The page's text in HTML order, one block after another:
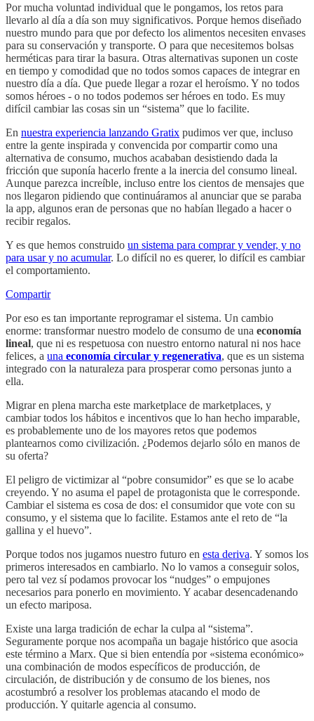
Por mucha voluntad individual que le pongamos, los retos para
llevarlo al día a día son muy significativos. Porque hemos diseñado
nuestro mundo para que por defecto los alimentos necesiten envases
para su conservación y transporte. O para que necesitemos bolsas
herméticas para tirar la basura. Otras alternativas suponen un coste
en tiempo y comodidad que no todos somos capaces de integrar en
nuestro día a día. Que puede llegar a rozar el heroísmo. Y no todos
somos héroes - o no todos podemos ser héroes en todo. Es muy
difícil cambiar las cosas sin un “sistema” que lo facilite.
En nuestra experiencia lanzando Gratix pudimos ver que, incluso
entre la gente inspirada y convencida por compartir como una
alternativa de consumo, muchos acababan desistiendo dada la
fricción que suponía hacerlo frente a la inercia del consumo lineal.
Aunque parezca increíble, incluso entre los cientos de mensajes que
nos llegaron pidiendo que continuáramos al anunciar que se paraba
la app, algunos eran de personas que no habían llegado a hacer o
recibir regalos.
Y es que hemos construido un sistema para comprar y vender, y no
para usar y no acumular. Lo difícil no es querer, lo difícil es cambiar
el comportamiento.
Compartir
Por eso es tan importante reprogramar el sistema. Un cambio
enorme: transformar nuestro modelo de consumo de una economía
lineal, que ni es respetuosa con nuestro entorno natural ni nos hace
felices, a una economía circular y regenerativa, que es un sistema
integrado con la naturaleza para prosperar como personas junto a
ella.
Migrar en plena marcha este marketplace de marketplaces, y
cambiar todos los hábitos e incentivos que lo han hecho imparable,
es probablemente uno de los mayores retos que podemos
plantearnos como civilización. ¿Podemos dejarlo sólo en manos de
su oferta?
El peligro de victimizar al “pobre consumidor” es que se lo acabe
creyendo. Y no asuma el papel de protagonista que le corresponde.
Cambiar el sistema es cosa de dos: el consumidor que vote con su
consumo, y el sistema que lo facilite. Estamos ante el reto de “la
gallina y el huevo”.
Porque todos nos jugamos nuestro futuro en esta deriva. Y somos los
primeros interesados en cambiarlo. No lo vamos a conseguir solos,
pero tal vez sí podamos provocar los “nudges” o empujones
necesarios para ponerlo en movimiento. Y acabar desencadenando
un efecto mariposa.
Existe una larga tradición de echar la culpa al “sistema”.
Seguramente porque nos acompaña un bagaje histórico que asocia
este término a Marx. Que si bien entendía por «sistema económico»
una combinación de modos específicos de producción, de
circulación, de distribución y de consumo de los bienes, nos
acostumbró a resolver los problemas atacando el modo de
producción. Y quitarle agencia al consumo.